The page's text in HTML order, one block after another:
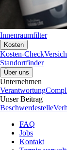
Innenraumfilter
Kosten
Kosten-Check
Standortfinder
Über uns
Unternehmen
Verantwortung
Unser Beitrag
Beschwerdestelle
FAQ
Jobs
Kontakt